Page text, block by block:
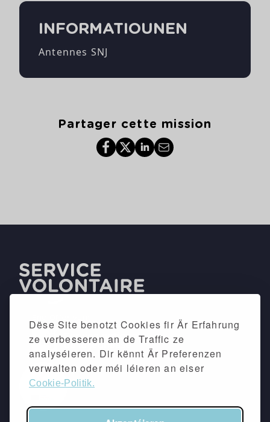
Dëse Site benotzt Cookies fir Är Erfahrung
ze verbesseren an de Traffic ze
analyséieren. Dir kënnt Är Preferenzen
verwalten oder méi léieren an eiser
Cookie-Politik.
INFORMATIOUNEN
Antennes SNJ
Partager cette mission